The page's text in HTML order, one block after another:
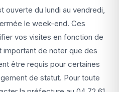
ouverte du lundi au vendredi,
le week-end. Ces
vos visites en fonction de
important de noter que des
être requis pour certaines
de statut. Pour toute